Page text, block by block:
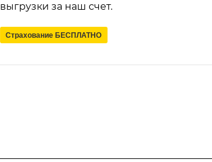
выгрузки за наш счет.
Страхование БЕСПЛАТНО